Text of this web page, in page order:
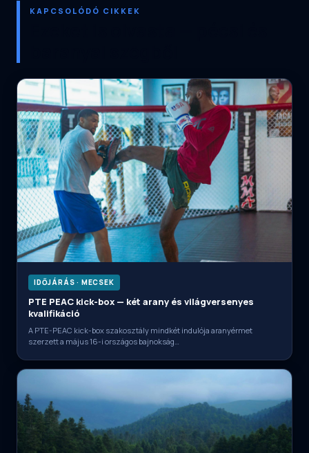
KAPCSOLÓDÓ CIKKEK
IDŐJÁRÁS · MECSEK
PTE PEAC kick-box — két arany és világversenyes
kvalifikáció
A PTE-PEAC kick-box szakosztály mindkét indulója aranyérmet
szerzett a május 16-i országos bajnokság…